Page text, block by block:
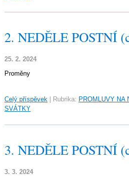
2. NEDĚLE POSTNÍ
25. 2. 2024
Proměny
Celý příspěvek Rubrika: PROMLUVY NA
SVÁTKY
3. NEDĚLE POSTNÍ
3. 3. 2024